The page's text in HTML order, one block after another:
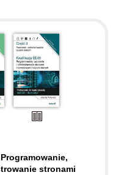
stronami